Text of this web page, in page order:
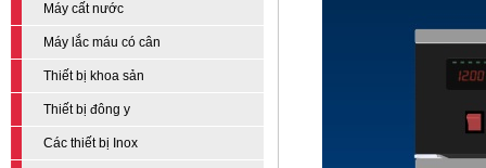
Máy cất nước
Máy lắc máu có cân
Thiết bị khoa sản
Thiết bị đông y
Các thiết bị Inox